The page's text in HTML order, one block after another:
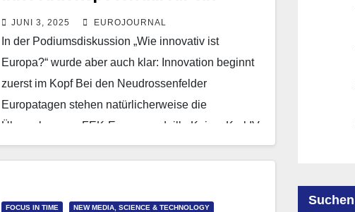
erfolgreiches Europa
JUNI 3, 2025 EUROJOURNAL
In der Podiumsdiskussion „Wie innovativ ist
Europa?“ wurde aber auch klar: Innovation beginnt
zuerst im Kopf Bei den Neudrossenfelder
Europatagen stehen natürlicherweise die
Übergaben von FEK-Europamedaille Kaiser Karl IV.
und…
FOCUS IN TIME NEW MEDIA, SCIENCE & TECHNOLOGY
Suchen